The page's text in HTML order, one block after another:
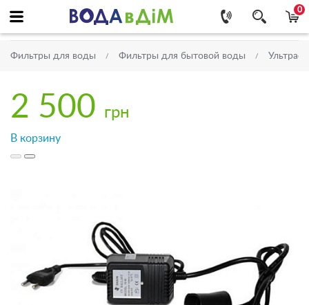
0
Фильтры для воды Фильтры для бытовой воды
2 500 грн
В корзину